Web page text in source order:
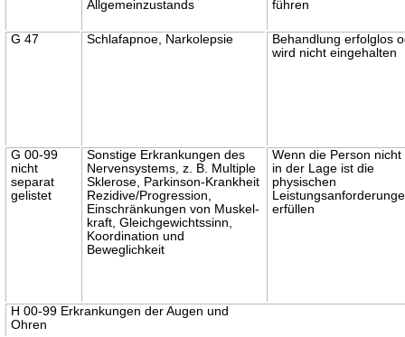
Allgemeinzustands führen
G 47 Schlafapnoe, Narkolepsie
Behandlung erfolglos
wird nicht eingehalten
G 00-99
nicht
separat
gelistet
Sonstige Erkrankungen des
Nervensystems, z. B. Multiple
Sklerose, Parkinson-Krankheit
Rezidive/Progression,
Einschränkungen von Muskel-
kraft, Gleichgewichtssinn,
Koordination und
Beweglichkeit
Wenn die Person nicht
in der Lage ist die
physischen
erfüllen
H 00-99 Erkrankungen der Augen und
Ohren